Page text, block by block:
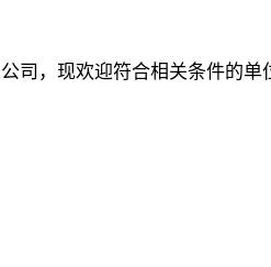
，现欢迎符合相关条件的单